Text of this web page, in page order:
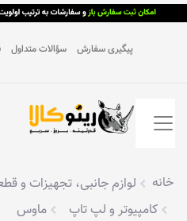
پیگیری سفارش سؤالات متداول
خانه لوازم جانبی، تجهیزات و
کامپیوتر و لپ تاپ
ماوس